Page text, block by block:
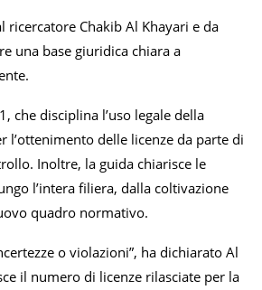
ricercatore Chakib Al Khayari e da
una base giuridica chiara a
che disciplina l’uso legale della
delle licenze da parte di
Inoltre, la guida chiarisce le
l’intera filiera, dalla coltivazione
quadro normativo.
o violazioni”, ha dichiarato Al
il numero di licenze rilasciate per la